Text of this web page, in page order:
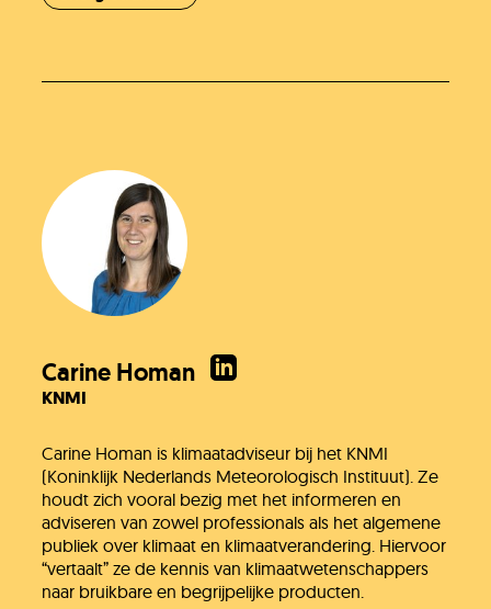
Carine Homan
KNMI
Carine Homan is klimaatadviseur bij het KNMI
(Koninklijk Nederlands Meteorologisch Instituut). Ze
houdt zich vooral bezig met het informeren en
adviseren van zowel professionals als het algemene
publiek over klimaat en klimaatverandering. Hiervoor
“vertaalt” ze de kennis van klimaatwetenschappers
naar bruikbare en begrijpelijke producten.